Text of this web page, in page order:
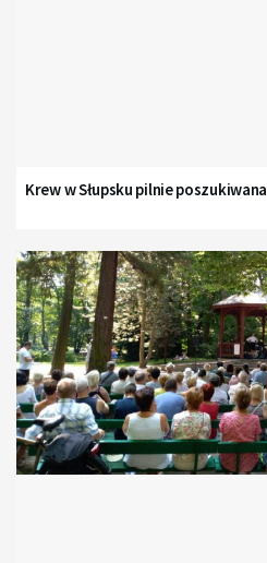
Krew w Słupsku pilnie poszukiwana